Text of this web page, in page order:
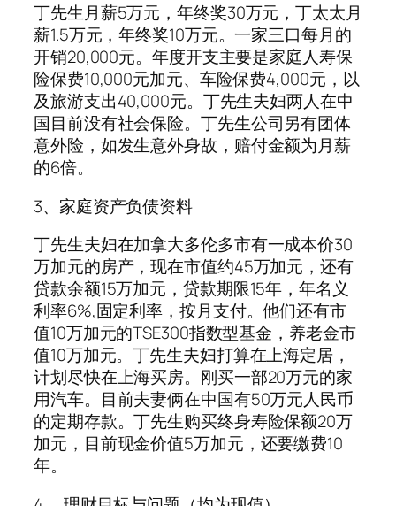
丁先生月薪5万元，年终奖30万元，丁太太月
薪1.5万元，年终奖10万元。一家三口每月的
开销20,000元。年度开支主要是家庭人寿保
险保费10,000元加元、车险保费4,000元，以
及旅游支出40,000元。丁先生夫妇两人在中
国目前没有社会保险。丁先生公司另有团体
意外险，如发生意外身故，赔付金额为月薪
的6倍。
3、家庭资产负债资料
丁先生夫妇在加拿大多伦多市有一成本价30
万加元的房产，现在市值约45万加元，还有
贷款余额15万加元，贷款期限15年，年名义
利率6%,固定利率，按月支付。他们还有市
值10万加元的TSE300指数型基金，养老金市
值10万加元。丁先生夫妇打算在上海定居，
计划尽快在上海买房。刚买一部20万元的家
用汽车。目前夫妻俩在中国有50万元人民币
的定期存款。丁先生购买终身寿险保额20万
加元，目前现金价值5万加元，还要缴费10
年。